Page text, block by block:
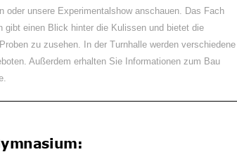
oder unsere Experimentalshow anschauen. Das Fach
gibt einen Blick hinter die Kulissen und bietet die
zu zusehen. In der Turnhalle werden verschiedene
Außerdem erhalten Sie Informationen zum Bau